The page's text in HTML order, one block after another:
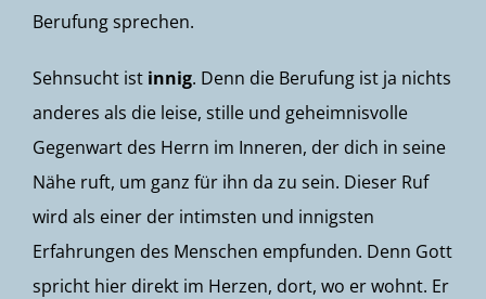
Berufung sprechen.
Sehnsucht ist innig. Denn die Berufung ist ja nichts
anderes als die leise, stille und geheimnisvolle
Gegenwart des Herrn im Inneren, der dich in seine
Nähe ruft, um ganz für ihn da zu sein. Dieser Ruf
wird als einer der intimsten und innigsten
Erfahrungen des Menschen empfunden. Denn Gott
spricht hier direkt im Herzen, dort, wo er wohnt. Er